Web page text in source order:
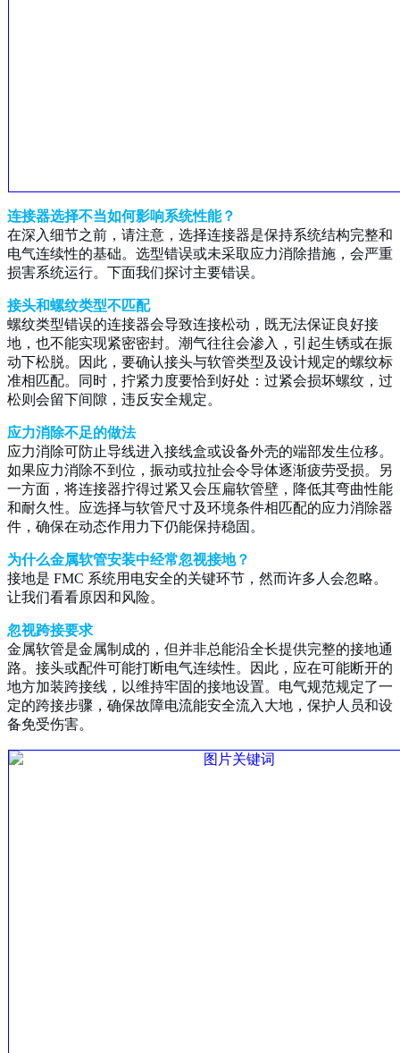
连接器选择不当如何影响系统性能？
在深入细节之前，请注意，选择连接器是保持系统结构完整和
电气连续性的基础。选型错误或未采取应力消除措施，会严重
损害系统运行。下面我们探讨主要错误。
接头和螺纹类型不匹配
螺纹类型错误的连接器会导致连接松动，既无法保证良好接
地，也不能实现紧密密封。潮气往往会渗入，引起生锈或在振
动下松脱。因此，要确认接头与软管类型及设计规定的螺纹标
准相匹配。同时，拧紧力度要恰到好处：过紧会损坏螺纹，过
松则会留下间隙，违反安全规定。
应力消除不足的做法
应力消除可防止导线进入接线盒或设备外壳的端部发生位移。
如果应力消除不到位，振动或拉扯会令导体逐渐疲劳受损。另
一方面，将连接器拧得过紧又会压扁软管壁，降低其弯曲性能
和耐久性。应选择与软管尺寸及环境条件相匹配的应力消除器
件，确保在动态作用力下仍能保持稳固。
为什么金属软管安装中经常忽视接地？
接地是 FMC 系统用电安全的关键环节，然而许多人会忽略。
让我们看看原因和风险。
忽视跨接要求
金属软管是金属制成的，但并非总能沿全长提供完整的接地通
路。接头或配件可能打断电气连续性。因此，应在可能断开的
地方加装跨接线，以维持牢固的接地设置。电气规范规定了一
定的跨接步骤，确保故障电流能安全流入大地，保护人员和设
备免受伤害。